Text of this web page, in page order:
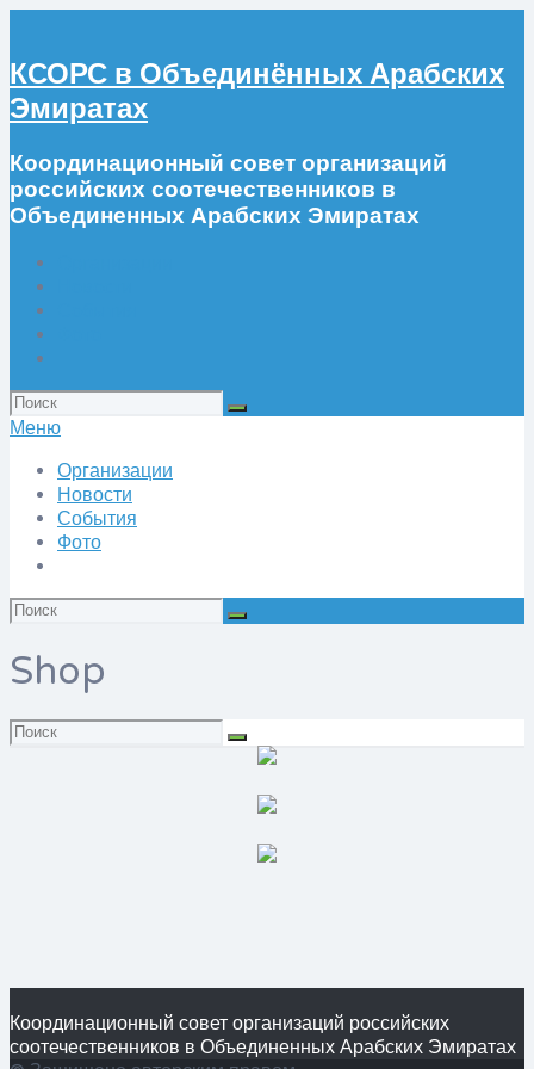
КСОРС в Объединённых Арабских
Эмиратах
Координационный совет организаций
российских соотечественников в
Объединенных Арабских Эмиратах
Искать:
Меню
Организации
Новости
События
Фото
Искать:
Shop
Искать:
Координационный совет организаций российских
соотечественников в Объединенных Арабских Эмиратах